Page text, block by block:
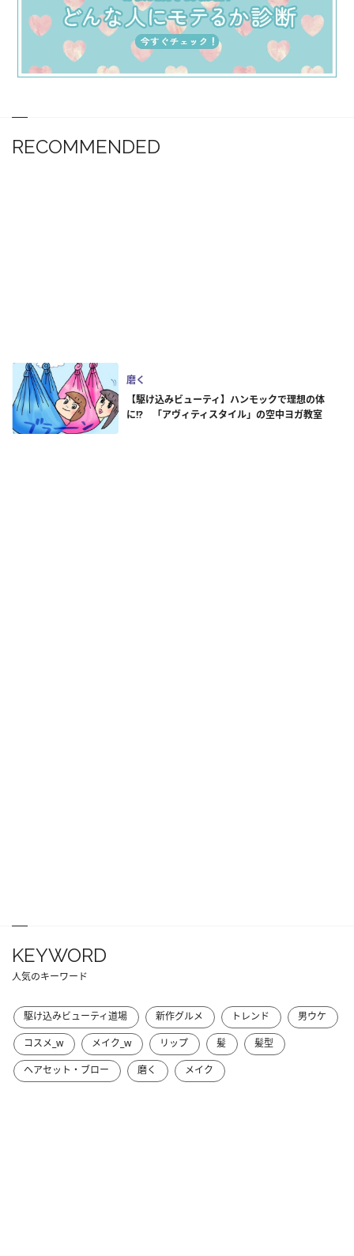
RECOMMENDED
磨く
【駆け込みビューティ】ハンモックで理想の体
に!? 「アヴィティスタイル」の空中ヨガ教室
KEYWORD
人気のキーワード
駆け込みビューティ道場 新作グルメ トレンド
男ウケ
コスメ_w
メイク_w リップ 髪
髪型
ヘアセット・ブロー
磨く メイク